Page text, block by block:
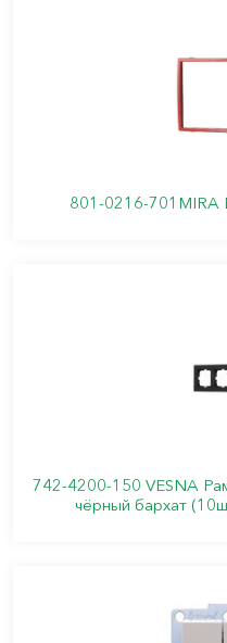
801-0216-701MIRA
742-4200-150 VESNA
чёрный бархат